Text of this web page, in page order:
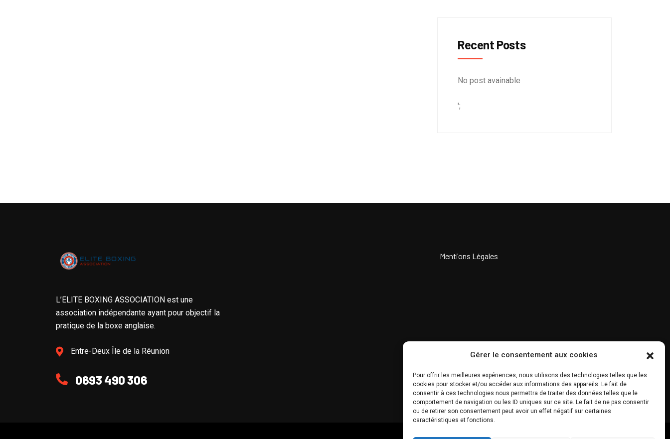
Gérer le consentement aux cookies
Pour offrir les meilleures expériences, nous utilisons des technologies telles que les
cookies pour stocker et/ou accéder aux informations des appareils. Le fait de
consentir à ces technologies nous permettra de traiter des données telles que le
comportement de navigation ou les ID uniques sur ce site. Le fait de ne pas consentir
ou de retirer son consentement peut avoir un effet négatif sur certaines
caractéristiques et fonctions.
Recent Posts
No post avainable
';
L’ELITE BOXING ASSOCIATION est une
association indépendante ayant pour objectif la
pratique de la boxe anglaise.
Entre-Deux Île de la Réunion
0693 490 306
Mentions Légales